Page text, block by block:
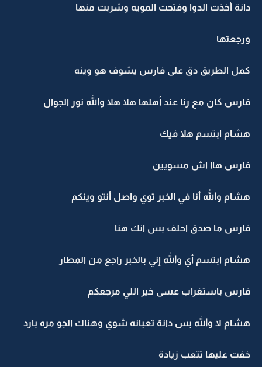
دانة أخذت الدوا وفتحت المويه وشربت منها
ورجعتها
كمل الطريق دق على فارس يشوف هو وينه
فارس كان مع رنا عند أهلها هلا هلا والله نور الجوال
هشام ابتسم هلا فيك
فارس هاا اش مسويين
هشام والله أنا في الخبر توي واصل أنتو وينكم
فارس ما صدق احلف بس انك هنا
هشام ابتسم أي والله إني بالخبر راجع من المطار
فارس باستغراب عسى خير اللي مرجعكم
هشام لا والله بس دانة تعبانه شوي وهناك الجو مره بارد
خفت عليها تتعب زيادة